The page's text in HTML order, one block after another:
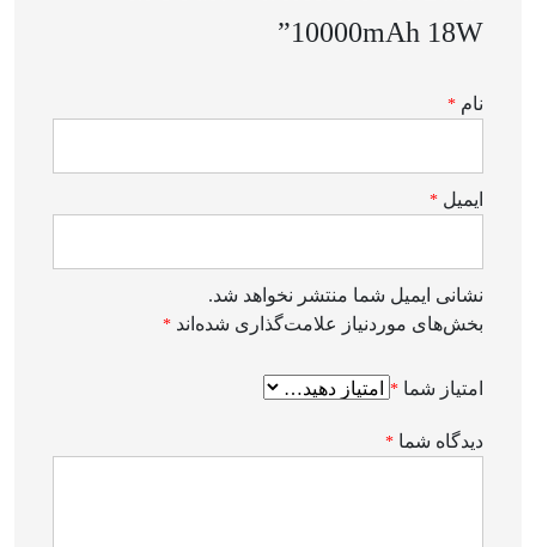
10000mAh 18W”
نشانی ایمیل شما منتشر نخواهد شد.
بخش‌های موردنیاز علامت‌گذاری شده‌اند *
امتیاز شما *
دیدگاه شما *
نام *
ایمیل *